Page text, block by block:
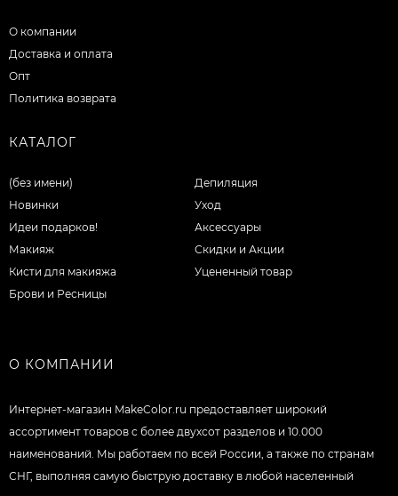
О компании
Доставка и оплата
Опт
Политика возврата
КАТАЛОГ
(без имени)
Новинки
Идеи подарков!
Макияж
Кисти для макияжа
Брови и Ресницы
Депиляция
Уход
Аксессуары
Скидки и Акции
Уцененный товар
О КОМПАНИИ
Интернет-магазин MakeColor.ru предоставляет широкий
ассортимент товаров c более двухсот разделов и 10.000
наименований. Мы работаем по всей России, а также по странам
СНГ, выполняя самую быструю доставку в любой населенный